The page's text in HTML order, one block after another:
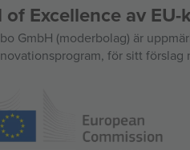
of Excellence av
GmbH (moderbolag) är
för sitt förslag